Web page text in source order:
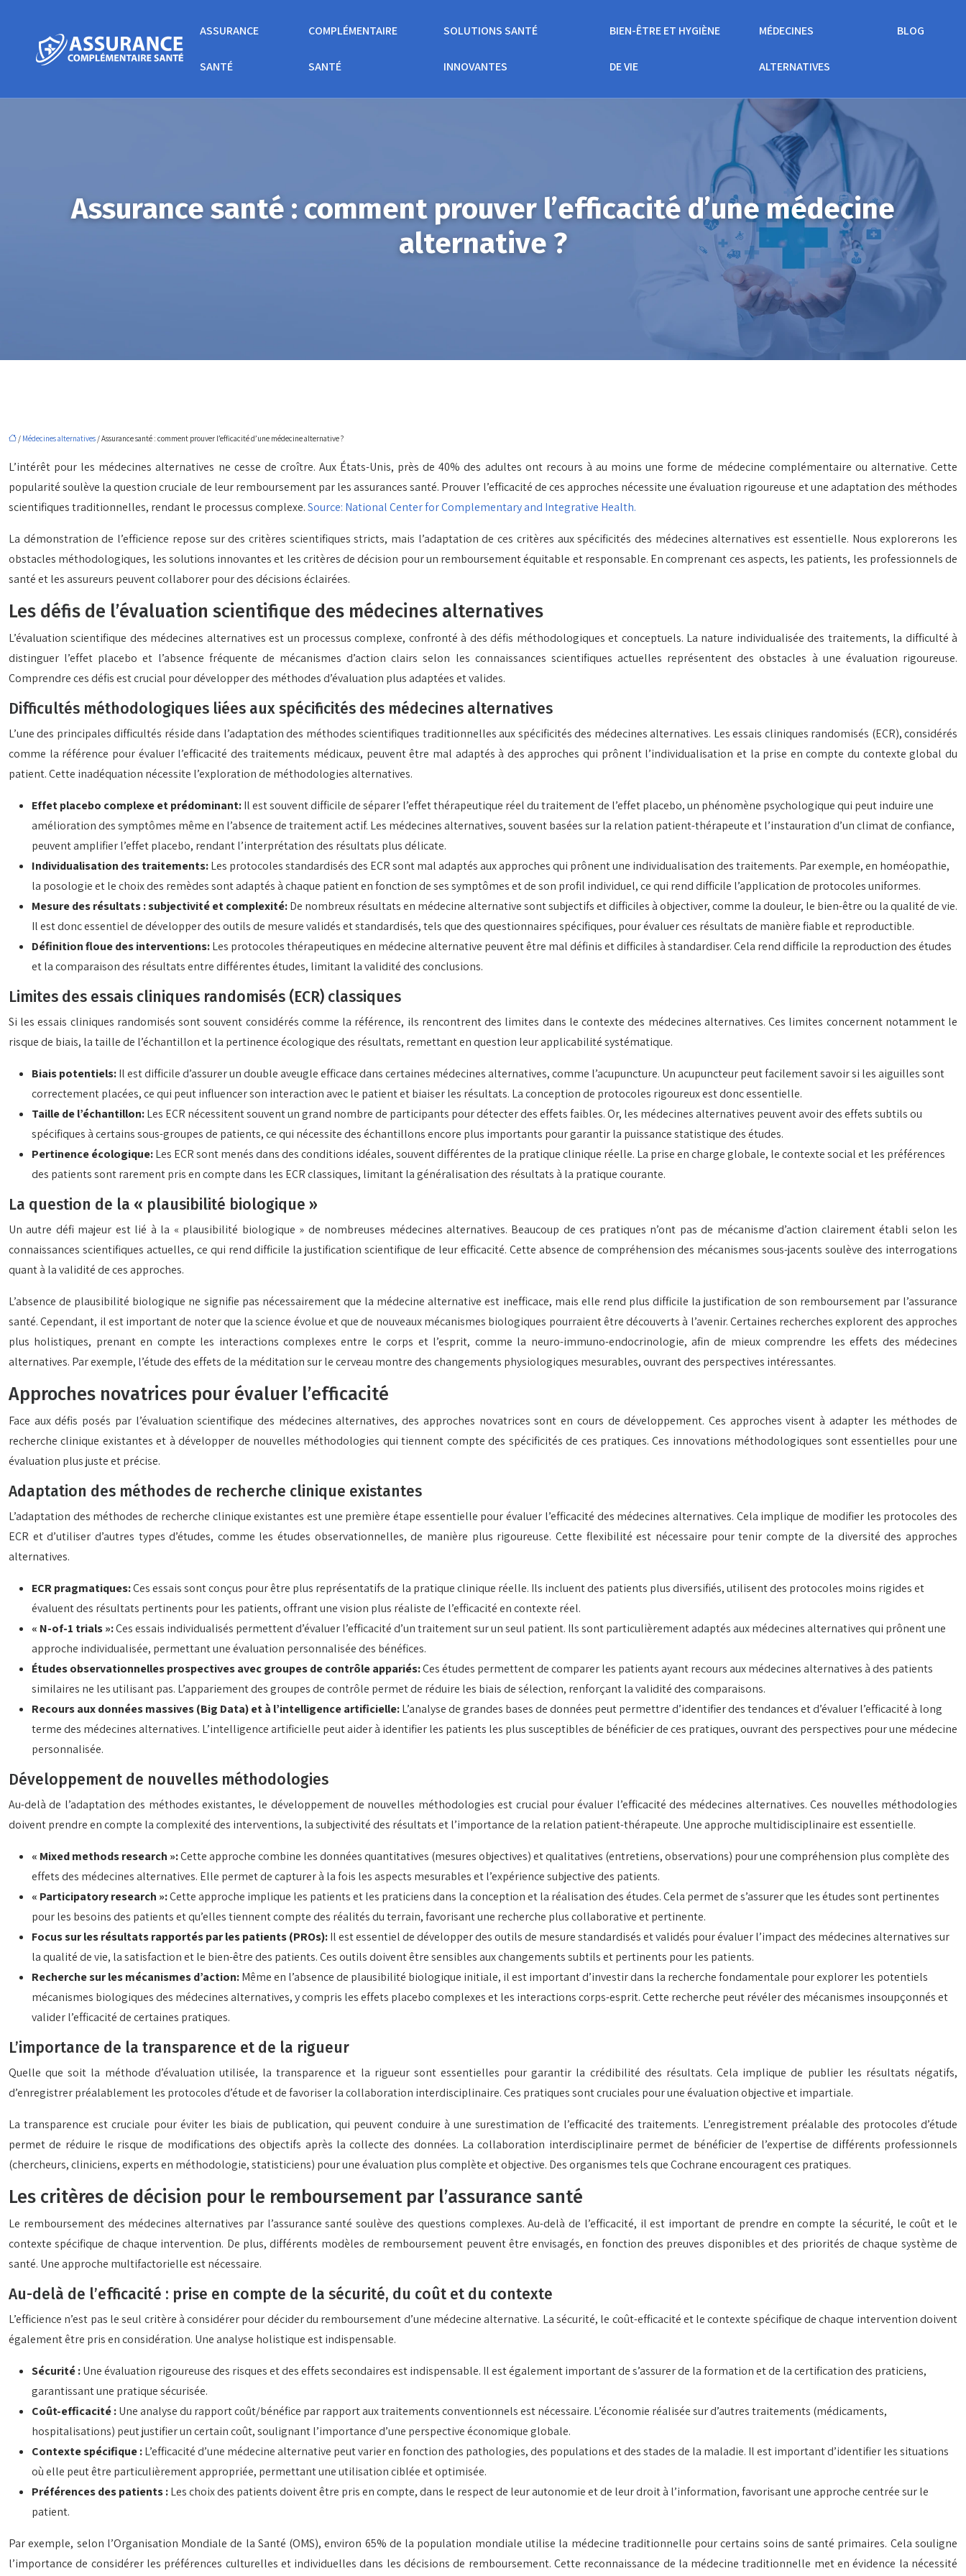
ASSURANCE
SANTÉ
COMPLÉMENTAIRE
SANTÉ
SOLUTIONS SANTÉ
INNOVANTES
BIEN-ÊTRE ET HYGIÈNE
DE VIE
MÉDECINES
ALTERNATIVES
BLOG
Assurance santé : comment prouver l’efficacité d’une médecine
alternative ?
/ Médecines alternatives / Assurance santé : comment prouver l’efficacité d’une médecine alternative ?
L’intérêt pour les médecines alternatives ne cesse de croître. Aux États-Unis, près de 40% des adultes ont recours à au moins une forme de médecine complémentaire ou alternative. Cette
popularité soulève la question cruciale de leur remboursement par les assurances santé. Prouver l’efficacité de ces approches nécessite une évaluation rigoureuse et une adaptation des méthodes
scientifiques traditionnelles, rendant le processus complexe.Source: National Center for Complementary and Integrative Health.
La démonstration de l’efficience repose sur des critères scientifiques stricts, mais l’adaptation de ces critères aux spécificités des médecines alternatives est essentielle. Nous explorerons les
obstacles méthodologiques, les solutions innovantes et les critères de décision pour un remboursement équitable et responsable. En comprenant ces aspects, les patients, les professionnels de
santé et les assureurs peuvent collaborer pour des décisions éclairées.
Les défis de l’évaluation scientifique des médecines alternatives
L’évaluation scientifique des médecines alternatives est un processus complexe, confronté à des défis méthodologiques et conceptuels. La nature individualisée des traitements, la difficulté à
distinguer l’effet placebo et l’absence fréquente de mécanismes d’action clairs selon les connaissances scientifiques actuelles représentent des obstacles à une évaluation rigoureuse.
Comprendre ces défis est crucial pour développer des méthodes d’évaluation plus adaptées et valides.
Difficultés méthodologiques liées aux spécificités des médecines alternatives
L’une des principales difficultés réside dans l’adaptation des méthodes scientifiques traditionnelles aux spécificités des médecines alternatives. Les essais cliniques randomisés (ECR), considérés
comme la référence pour évaluer l’efficacité des traitements médicaux, peuvent être mal adaptés à des approches qui prônent l’individualisation et la prise en compte du contexte global du
patient. Cette inadéquation nécessite l’exploration de méthodologies alternatives.
Effet placebo complexe et prédominant:Il est souvent difficile de séparer l’effet thérapeutique réel du traitement de l’effet placebo, un phénomène psychologique qui peut induire une
amélioration des symptômes même en l’absence de traitement actif. Les médecines alternatives, souvent basées sur la relation patient-thérapeute et l’instauration d’un climat de confiance,
peuvent amplifier l’effet placebo, rendant l’interprétation des résultats plus délicate.
Individualisation des traitements:Les protocoles standardisés des ECR sont mal adaptés aux approches qui prônent une individualisation des traitements. Par exemple, en homéopathie,
la posologie et le choix des remèdes sont adaptés à chaque patient en fonction de ses symptômes et de son profil individuel, ce qui rend difficile l’application de protocoles uniformes.
Mesure des résultats : subjectivité et complexité:De nombreux résultats en médecine alternative sont subjectifs et difficiles à objectiver, comme la douleur, le bien-être ou la qualité de vie.
Il est donc essentiel de développer des outils de mesure validés et standardisés, tels que des questionnaires spécifiques, pour évaluer ces résultats de manière fiable et reproductible.
Définition floue des interventions:Les protocoles thérapeutiques en médecine alternative peuvent être mal définis et difficiles à standardiser. Cela rend difficile la reproduction des études
et la comparaison des résultats entre différentes études, limitant la validité des conclusions.
Limites des essais cliniques randomisés (ECR) classiques
Si les essais cliniques randomisés sont souvent considérés comme la référence, ils rencontrent des limites dans le contexte des médecines alternatives. Ces limites concernent notamment le
risque de biais, la taille de l’échantillon et la pertinence écologique des résultats, remettant en question leur applicabilité systématique.
Biais potentiels:Il est difficile d’assurer un double aveugle efficace dans certaines médecines alternatives, comme l’acupuncture. Un acupuncteur peut facilement savoir si les aiguilles sont
correctement placées, ce qui peut influencer son interaction avec le patient et biaiser les résultats. La conception de protocoles rigoureux est donc essentielle.
Taille de l’échantillon:Les ECR nécessitent souvent un grand nombre de participants pour détecter des effets faibles. Or, les médecines alternatives peuvent avoir des effets subtils ou
spécifiques à certains sous-groupes de patients, ce qui nécessite des échantillons encore plus importants pour garantir la puissance statistique des études.
Pertinence écologique:Les ECR sont menés dans des conditions idéales, souvent différentes de la pratique clinique réelle. La prise en charge globale, le contexte social et les préférences
des patients sont rarement pris en compte dans les ECR classiques, limitant la généralisation des résultats à la pratique courante.
La question de la « plausibilité biologique »
Un autre défi majeur est lié à la « plausibilité biologique » de nombreuses médecines alternatives. Beaucoup de ces pratiques n’ont pas de mécanisme d’action clairement établi selon les
connaissances scientifiques actuelles, ce qui rend difficile la justification scientifique de leur efficacité. Cette absence de compréhension des mécanismes sous-jacents soulève des interrogations
quant à la validité de ces approches.
L’absence de plausibilité biologique ne signifie pas nécessairement que la médecine alternative est inefficace, mais elle rend plus difficile la justification de son remboursement par l’assurance
santé. Cependant, il est important de noter que la science évolue et que de nouveaux mécanismes biologiques pourraient être découverts à l’avenir. Certaines recherches explorent des approches
plus holistiques, prenant en compte les interactions complexes entre le corps et l’esprit, comme la neuro-immuno-endocrinologie, afin de mieux comprendre les effets des médecines
alternatives. Par exemple, l’étude des effets de la méditation sur le cerveau montre des changements physiologiques mesurables, ouvrant des perspectives intéressantes.
Approches novatrices pour évaluer l’efficacité
Face aux défis posés par l’évaluation scientifique des médecines alternatives, des approches novatrices sont en cours de développement. Ces approches visent à adapter les méthodes de
recherche clinique existantes et à développer de nouvelles méthodologies qui tiennent compte des spécificités de ces pratiques. Ces innovations méthodologiques sont essentielles pour une
évaluation plus juste et précise.
Adaptation des méthodes de recherche clinique existantes
L’adaptation des méthodes de recherche clinique existantes est une première étape essentielle pour évaluer l’efficacité des médecines alternatives. Cela implique de modifier les protocoles des
ECR et d’utiliser d’autres types d’études, comme les études observationnelles, de manière plus rigoureuse. Cette flexibilité est nécessaire pour tenir compte de la diversité des approches
alternatives.
ECR pragmatiques:Ces essais sont conçus pour être plus représentatifs de la pratique clinique réelle. Ils incluent des patients plus diversifiés, utilisent des protocoles moins rigides et
évaluent des résultats pertinents pour les patients, offrant une vision plus réaliste de l’efficacité en contexte réel.
« N-of-1 trials »:Ces essais individualisés permettent d’évaluer l’efficacité d’un traitement sur un seul patient. Ils sont particulièrement adaptés aux médecines alternatives qui prônent une
approche individualisée, permettant une évaluation personnalisée des bénéfices.
Études observationnelles prospectives avec groupes de contrôle appariés:Ces études permettent de comparer les patients ayant recours aux médecines alternatives à des patients
similaires ne les utilisant pas. L’appariement des groupes de contrôle permet de réduire les biais de sélection, renforçant la validité des comparaisons.
Recours aux données massives (Big Data) et à l’intelligence artificielle:L’analyse de grandes bases de données peut permettre d’identifier des tendances et d’évaluer l’efficacité à long
terme des médecines alternatives. L’intelligence artificielle peut aider à identifier les patients les plus susceptibles de bénéficier de ces pratiques, ouvrant des perspectives pour une médecine
personnalisée.
Développement de nouvelles méthodologies
Au-delà de l’adaptation des méthodes existantes, le développement de nouvelles méthodologies est crucial pour évaluer l’efficacité des médecines alternatives. Ces nouvelles méthodologies
doivent prendre en compte la complexité des interventions, la subjectivité des résultats et l’importance de la relation patient-thérapeute. Une approche multidisciplinaire est essentielle.
« Mixed methods research »:Cette approche combine les données quantitatives (mesures objectives) et qualitatives (entretiens, observations) pour une compréhension plus complète des
effets des médecines alternatives. Elle permet de capturer à la fois les aspects mesurables et l’expérience subjective des patients.
« Participatory research »:Cette approche implique les patients et les praticiens dans la conception et la réalisation des études. Cela permet de s’assurer que les études sont pertinentes
pour les besoins des patients et qu’elles tiennent compte des réalités du terrain, favorisant une recherche plus collaborative et pertinente.
Focus sur les résultats rapportés par les patients (PROs):Il est essentiel de développer des outils de mesure standardisés et validés pour évaluer l’impact des médecines alternatives sur
la qualité de vie, la satisfaction et le bien-être des patients. Ces outils doivent être sensibles aux changements subtils et pertinents pour les patients.
Recherche sur les mécanismes d’action:Même en l’absence de plausibilité biologique initiale, il est important d’investir dans la recherche fondamentale pour explorer les potentiels
mécanismes biologiques des médecines alternatives, y compris les effets placebo complexes et les interactions corps-esprit. Cette recherche peut révéler des mécanismes insoupçonnés et
valider l’efficacité de certaines pratiques.
L’importance de la transparence et de la rigueur
Quelle que soit la méthode d’évaluation utilisée, la transparence et la rigueur sont essentielles pour garantir la crédibilité des résultats. Cela implique de publier les résultats négatifs,
d’enregistrer préalablement les protocoles d’étude et de favoriser la collaboration interdisciplinaire. Ces pratiques sont cruciales pour une évaluation objective et impartiale.
La transparence est cruciale pour éviter les biais de publication, qui peuvent conduire à une surestimation de l’efficacité des traitements. L’enregistrement préalable des protocoles d’étude
permet de réduire le risque de modifications des objectifs après la collecte des données. La collaboration interdisciplinaire permet de bénéficier de l’expertise de différents professionnels
(chercheurs, cliniciens, experts en méthodologie, statisticiens) pour une évaluation plus complète et objective. Des organismes tels que Cochrane encouragent ces pratiques.
Les critères de décision pour le remboursement par l’assurance santé
Le remboursement des médecines alternatives par l’assurance santé soulève des questions complexes. Au-delà de l’efficacité, il est important de prendre en compte la sécurité, le coût et le
contexte spécifique de chaque intervention. De plus, différents modèles de remboursement peuvent être envisagés, en fonction des preuves disponibles et des priorités de chaque système de
santé. Une approche multifactorielle est nécessaire.
Au-delà de l’efficacité : prise en compte de la sécurité, du coût et du contexte
L’efficience n’est pas le seul critère à considérer pour décider du remboursement d’une médecine alternative. La sécurité, le coût-efficacité et le contexte spécifique de chaque intervention doivent
également être pris en considération. Une analyse holistique est indispensable.
Sécurité :Une évaluation rigoureuse des risques et des effets secondaires est indispensable. Il est également important de s’assurer de la formation et de la certification des praticiens,
garantissant une pratique sécurisée.
Coût-efficacité :Une analyse du rapport coût/bénéfice par rapport aux traitements conventionnels est nécessaire. L’économie réalisée sur d’autres traitements (médicaments,
hospitalisations) peut justifier un certain coût, soulignant l’importance d’une perspective économique globale.
Contexte spécifique :L’efficacité d’une médecine alternative peut varier en fonction des pathologies, des populations et des stades de la maladie. Il est important d’identifier les situations
où elle peut être particulièrement appropriée, permettant une utilisation ciblée et optimisée.
Préférences des patients :Les choix des patients doivent être pris en compte, dans le respect de leur autonomie et de leur droit à l’information, favorisant une approche centrée sur le
patient.
Par exemple, selon l’Organisation Mondiale de la Santé (OMS), environ 65% de la population mondiale utilise la médecine traditionnelle pour certains soins de santé primaires. Cela souligne
l’importance de considérer les préférences culturelles et individuelles dans les décisions de remboursement. Cette reconnaissance de la médecine traditionnelle met en évidence la nécessité